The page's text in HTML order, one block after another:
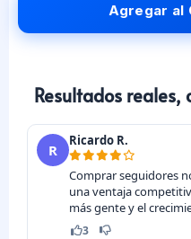
Agregar al
Resultados reales,
R
Ricardo R.
Comprar seguidores
una ventaja
más gente y el
3